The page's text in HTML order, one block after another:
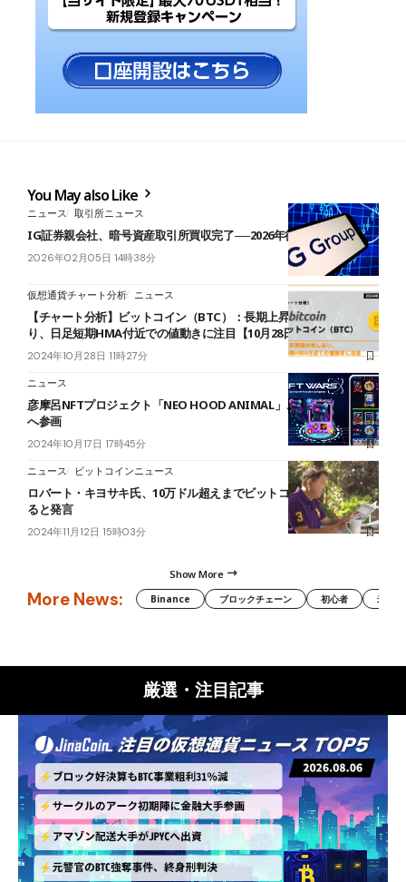
You May also Like
ニュース 取引所ニュース
IG証券親会社、暗号資産取引所買収完了──2026年後半参入
2026年02月05日 14時38分
仮想通貨チャート分析 ニュース
【チャート分析】ビットコイン（BTC）：長期上昇再開の兆しあ
り、日足短期HMA付近での値動きに注目【10月28日】
2024年10月28日 11時27分
ニュース
彦摩呂NFTプロジェクト「NEO HOOD ANIMAL」、「NFTWars」
へ参画
2024年10月17日 17時45分
ニュース ビットコインニュース
ロバート・キヨサキ氏、10万ドル超えまでビットコイン購入を続け
ると発言
2024年11月12日 15時03分
Show More
More News: Binance ブロックチェーン 初心者 米国
厳選・注目記事